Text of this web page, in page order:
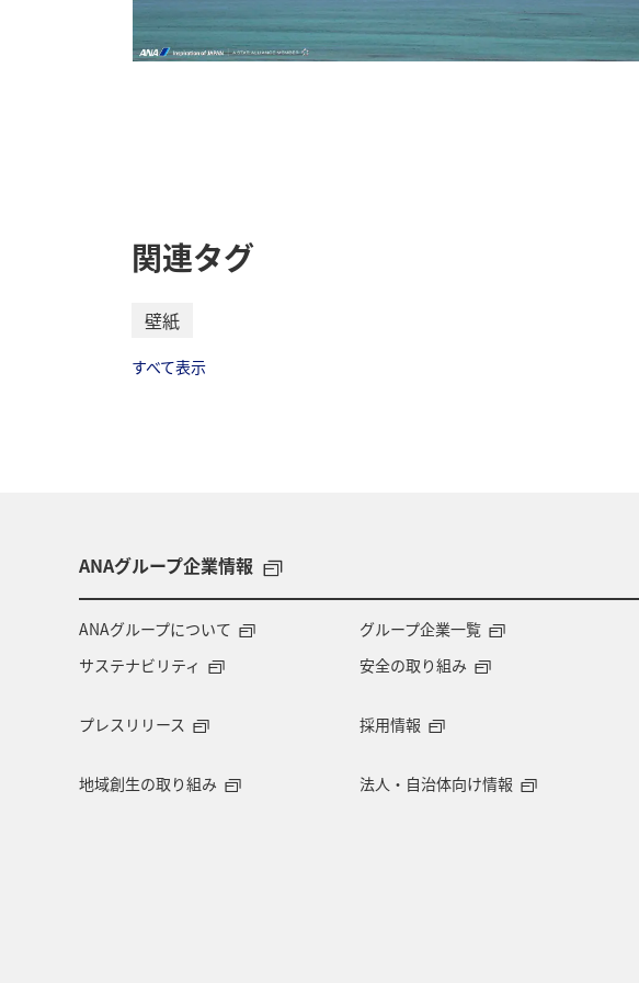
関連タグ
壁紙
すべて表示
ANAグループ企業情報
ANAグループについて グループ企業一覧
サステナビリティ
安全の取り組み
プレスリリース
採用情報
地域創生の取り組み 法人・自治体向け情報